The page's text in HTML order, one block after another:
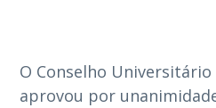
O Conselho
aprovou por